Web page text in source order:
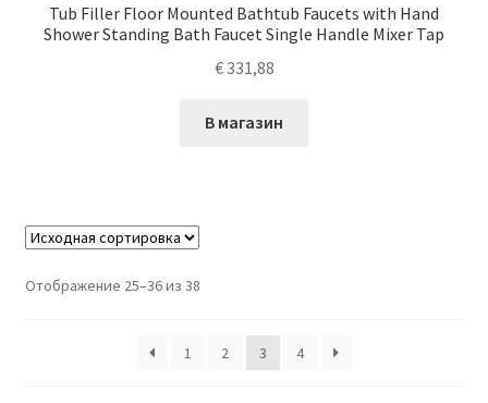
Tub Filler Floor Mounted Bathtub Faucets with Hand
Shower Standing Bath Faucet Single Handle Mixer Tap
€331,88
В магазин
Отображение 25–36 из 38
1 2 3 4